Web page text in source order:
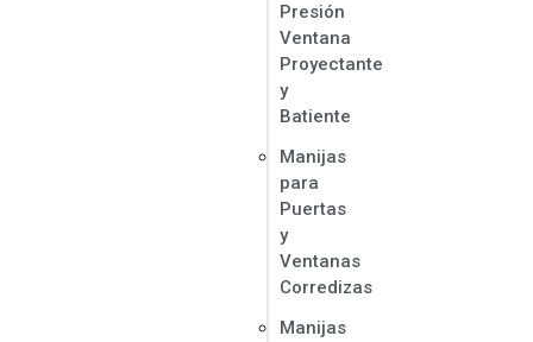
Presión
Ventana
Proyectante
y
Batiente
Manijas
para
Puertas
y
Ventanas
Corredizas
Manijas